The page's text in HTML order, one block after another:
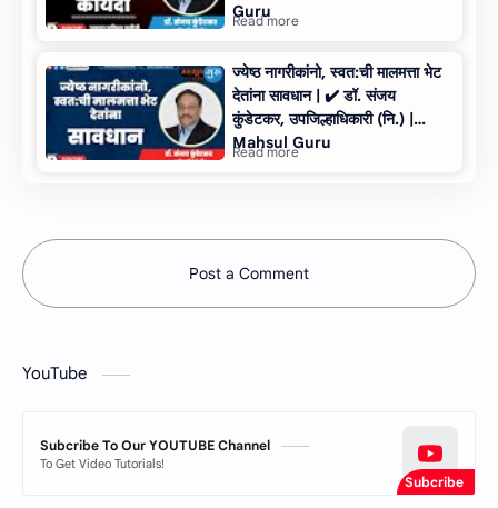
Guru
ज्‍येष्‍ठ नागरीकांनो, स्‍वत:ची मालमत्ता भेट
देतांना सावधान | ✔️ डॉ. संजय
कुंडेटकर, उपजिल्हाधिकारी (नि.) |
Mahsul Guru
Post a Comment
YouTube
Subcribe To Our YOUTUBE Channel
To Get Video Tutorials!